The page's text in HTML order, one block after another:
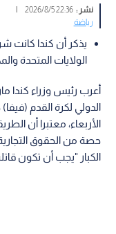
نشر :22:36 2026/8/5
|
رياضة
الولايات المتحدة
أعرب رئيس وزراء كندا
الدولي لكرة القدم
الأربعاء، معتبرا أن
حصة من الحقوق
الكبار "يجب أن تكون